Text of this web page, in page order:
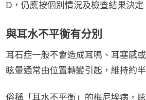
D，仍應按個別情況及檢查結果決定
與耳水不平衡有分別
耳石症一般不會造成耳鳴、耳塞感
眩暈通常由位置轉變引起，維持約
俗稱「耳水不平衡」的梅尼埃病，